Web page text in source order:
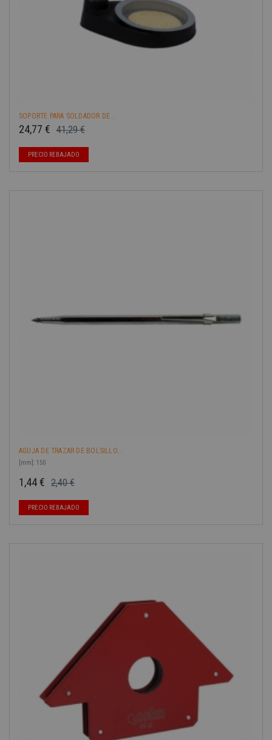
SOPORTE PARA SOLDADOR DE...
41,29 €
24,77 €
PRECIO REBAJADO
AGUJA DE TRAZAR DE BOLSILLO...
[mm]: 150
2,40 €
1,44 €
PRECIO REBAJADO